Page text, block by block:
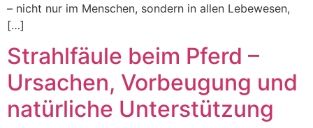
– nicht nur im Menschen, sondern in allen Lebewesen,
[…]
Strahlfäule beim Pferd –
Ursachen, Vorbeugung und
natürliche Unterstützung